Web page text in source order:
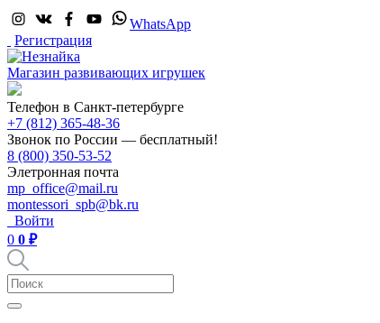
WhatsApp
Регистрация
Магазин развивающих игрушек
Телефон в Санкт-петербурге
+7 (812) 365-48-36
Звонок по России — бесплатный!
8 (800) 350-53-52
Элетронная почта
mp_office@mail.ru
montessori_spb@bk.ru
Войти
0 0 ₽